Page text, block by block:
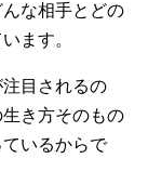
な相手とどの
ます。
目されるの
き方そのもの
いるからで